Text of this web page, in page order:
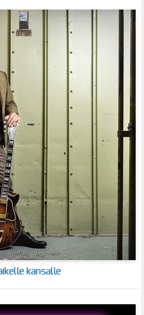
kansalle